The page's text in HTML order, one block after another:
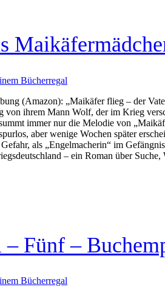
Bücherregal
(Amazon): „Maikäfer flieg – der
von ihrem Mann Wolf, der im Krieg
immer nur die Melodie von
aber wenige Wochen später
als „Engelmacherin“ im
– ein Roman über
– Fünf –
Bücherregal